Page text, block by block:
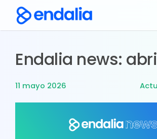
Endalia news:
11 mayo 2026